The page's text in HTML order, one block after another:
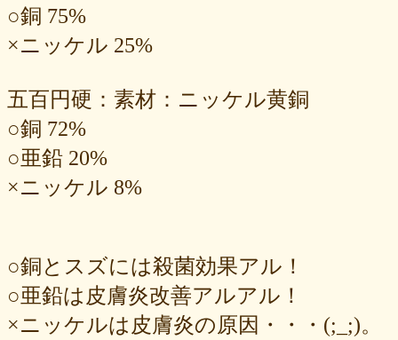
○銅 75%
×ニッケル 25%
五百円硬：素材：ニッケル黄銅
○銅 72%
○亜鉛 20%
×ニッケル 8%
○銅とスズには殺菌効果アル！
○亜鉛は皮膚炎改善アルアル！
×ニッケルは皮膚炎の原因・・・(;_;)。